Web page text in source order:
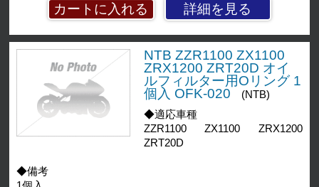
詳細を見る
NTB ZZR1100 ZX1100
ZRX1200 ZRT20D オイ
ルフィルター用Oリング 1
個入 OFK-020
(NTB)
◆適応車種
ZZR1100 ZX1100 ZRX1200
ZRT20D
◆備考